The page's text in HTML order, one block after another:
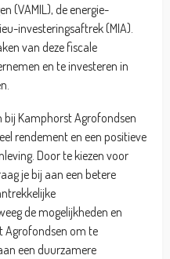
(VAMIL), de energie-
investeringsaftrek (MIA).
van deze fiscale
en te investeren in
Kamphorst Agrofondsen
rendement en een positieve
Door te kiezen voor
je bij aan een betere
de mogelijkheden en
Agrofondsen om te
een duurzamere